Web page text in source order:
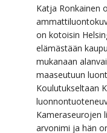
Katja Ronkainen
on kotoisin
elämästään
mukanaan
maaseutuun
Koulutukseltaan
Kameraseurojen
arvonimi ja hän